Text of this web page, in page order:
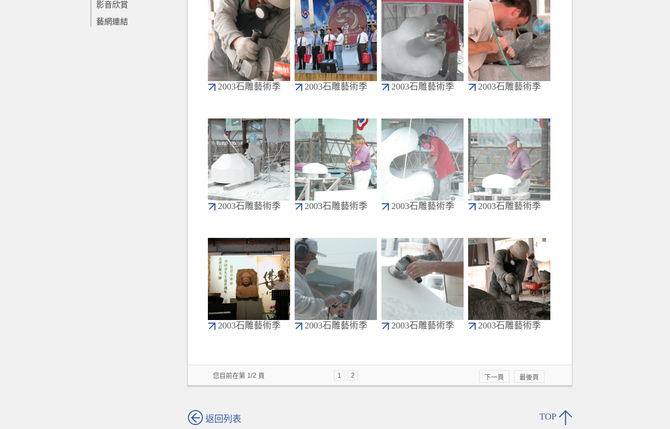
影音欣賞
藝網連結
2003石雕藝術季 2003石雕藝術季 2003石雕藝術季 2003石雕藝術季
2003石雕藝術季 2003石雕藝術季 2003石雕藝術季 2003石雕藝術季
2003石雕藝術季 2003石雕藝術季 2003石雕藝術季 2003石雕藝術季
您目前在第 1/2 頁 1 2 下一頁 最後頁
返回列表 TOP